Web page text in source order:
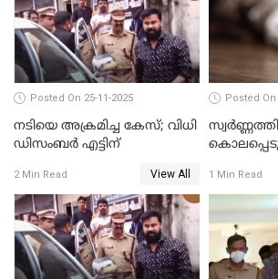
Posted On 25-11-2025
നടിയെ അക്രമിച്ച കേസ്; വിധി
ഡിസംബര്‍ എട്ടിന്
2 Min Read View All
Posted On
പിടിയിൽ
1 Min Read